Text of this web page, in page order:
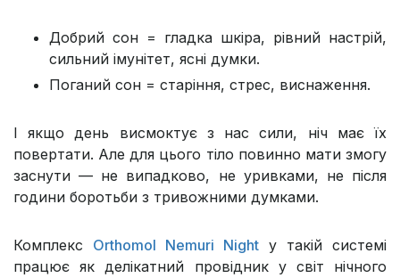
Добрий сон = гладка шкіра, рівний настрій,
сильний імунітет, ясні думки.
Поганий сон = старіння, стрес, виснаження.
І якщо день висмоктує з нас сили, ніч має їх
повертати. Але для цього тіло повинно мати змогу
заснути — не випадково, не уривками, не після
години боротьби з тривожними думками.
Комплекс Orthomol Nemuri Night у такій системі
працює як делікатний провідник у світ нічного